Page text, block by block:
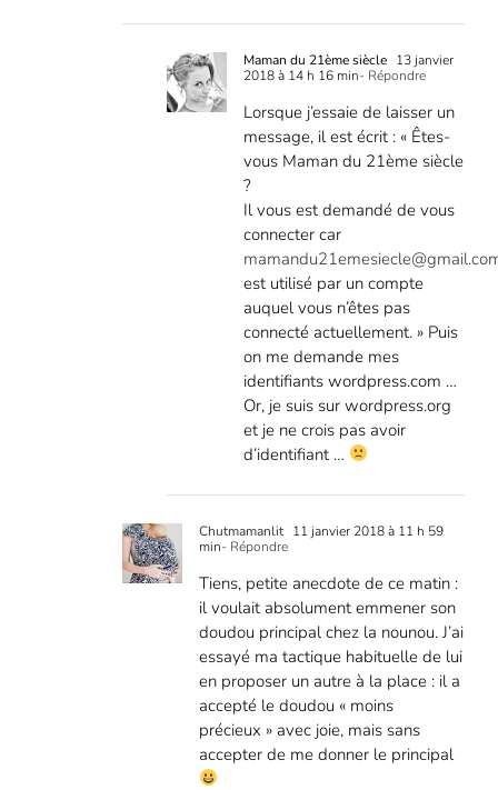
Maman du 21ème siècle 13 janvier
2018 à 14 h 16 min- Répondre
Lorsque j’essaie de laisser un
message, il est écrit : « Êtes-
vous Maman du 21ème siècle
?
Il vous est demandé de vous
connecter car
est utilisé par un compte
auquel vous n’êtes pas
connecté actuellement. » Puis
on me demande mes
identifiants wordpress.com …
Or, je suis sur wordpress.org
et je ne crois pas avoir
d’identifiant …
Chutmamanlit 11 janvier 2018 à 11 h 59
min- Répondre
Tiens, petite anecdote de ce matin :
il voulait absolument emmener son
doudou principal chez la nounou. J’ai
essayé ma tactique habituelle de lui
en proposer un autre à la place : il a
accepté le doudou « moins
précieux » avec joie, mais sans
accepter de me donner le principal